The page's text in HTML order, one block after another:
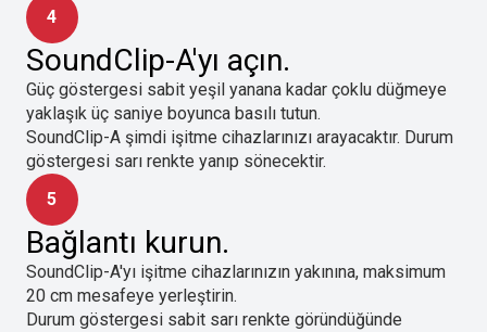
4
SoundClip-A'yı açın.
Güç göstergesi sabit yeşil yanana kadar çoklu düğmeye
yaklaşık üç saniye boyunca basılı tutun.
SoundClip-A şimdi işitme cihazlarınızı arayacaktır. Durum
göstergesi sarı renkte yanıp sönecektir.
5
Bağlantı kurun.
SoundClip-A'yı işitme cihazlarınızın yakınına, maksimum
20 cm mesafeye yerleştirin.
Durum göstergesi sabit sarı renkte göründüğünde